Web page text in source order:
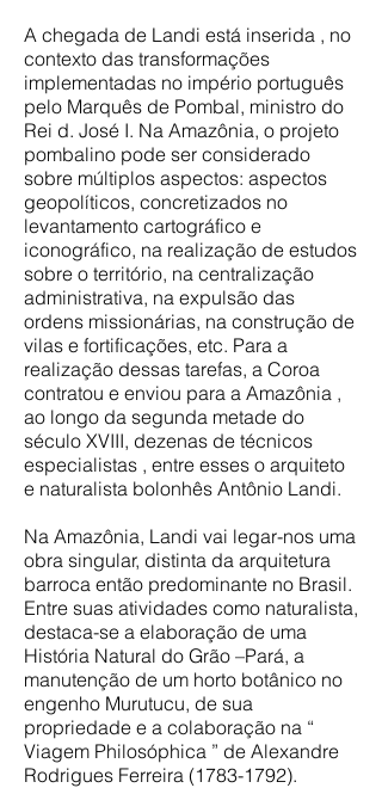
A chegada de Landi está inserida , no
contexto das transformações
implementadas no império português
pelo Marquês de Pombal, ministro do
Rei d. José I. Na Amazônia, o projeto
pombalino pode ser considerado
sobre múltiplos aspectos: aspectos
geopolíticos, concretizados no
levantamento cartográfico e
iconográfico, na realização de estudos
sobre o território, na centralização
administrativa, na expulsão das
ordens missionárias, na construção de
vilas e fortificações, etc. Para a
realização dessas tarefas, a Coroa
contratou e enviou para a Amazônia ,
ao longo da segunda metade do
século XVIII, dezenas de técnicos
especialistas , entre esses o arquiteto
e naturalista bolonhês Antônio Landi.​
Na Amazônia, Landi vai legar-nos uma
obra singular, distinta da arquitetura
barroca então predominante no Brasil.
Entre suas atividades como naturalista,
destaca-se a elaboração de uma
História Natural do Grão –Pará, a
manutenção de um horto botânico no
engenho Murutucu, de sua
propriedade e a colaboração na “
Viagem Philosóphica ” de Alexandre
Rodrigues Ferreira (1783-1792).​